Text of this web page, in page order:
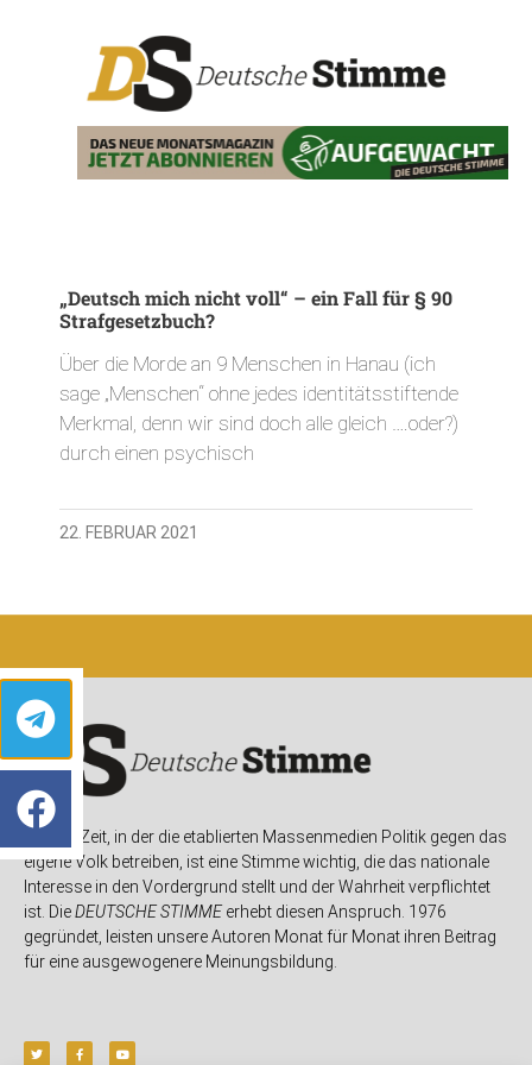
„Deutsch mich nicht voll“ – ein Fall für § 90
Strafgesetzbuch?
Über die Morde an 9 Menschen in Hanau (ich
sage „Menschen“ ohne jedes identitätsstiftende
Merkmal, denn wir sind doch alle gleich ….oder?)
durch einen psychisch
22. FEBRUAR 2021
In einer Zeit, in der die etablierten Massenmedien Politik gegen das
eigene Volk betreiben, ist eine Stimme wichtig, die das nationale
Interesse in den Vordergrund stellt und der Wahrheit verpflichtet
ist. DieDEUTSCHE STIMMEerhebt diesen Anspruch. 1976
gegründet, leisten unsere Autoren Monat für Monat ihren Beitrag
für eine ausgewogenere Meinungsbildung.